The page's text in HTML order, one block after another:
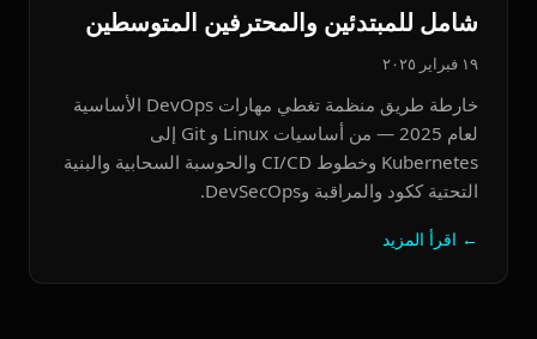
شامل للمبتدئين والمحترفين المتوسطين
١٩ فبراير ٢٠٢٥
خارطة طريق منظمة تغطي مهارات DevOps الأساسية
لعام 2025 — من أساسيات Linux و Git إلى
Kubernetes وخطوط CI/CD والحوسبة السحابية والبنية
التحتية ككود والمراقبة وDevSecOps.
← اقرأ المزيد